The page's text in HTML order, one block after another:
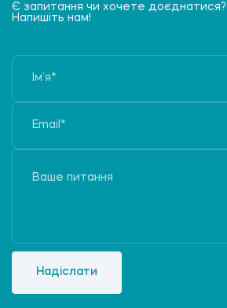
Є запитання чи хочете доєднатися?
Напишіть нам!
Надіслати